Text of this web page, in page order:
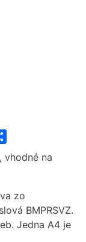
vhodné na
zo
BMPRSVZ.
Jedna A4 je